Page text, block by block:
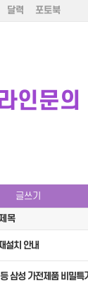
달력 포토북
인문의
글쓰기
제목
설치 안내
삼성 가전제품 비밀특